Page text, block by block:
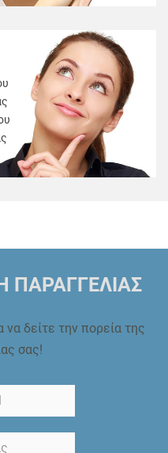
ΠΑΡΑΓΓΕΛΙΑΣ
να δείτε την πορεία της
σας!